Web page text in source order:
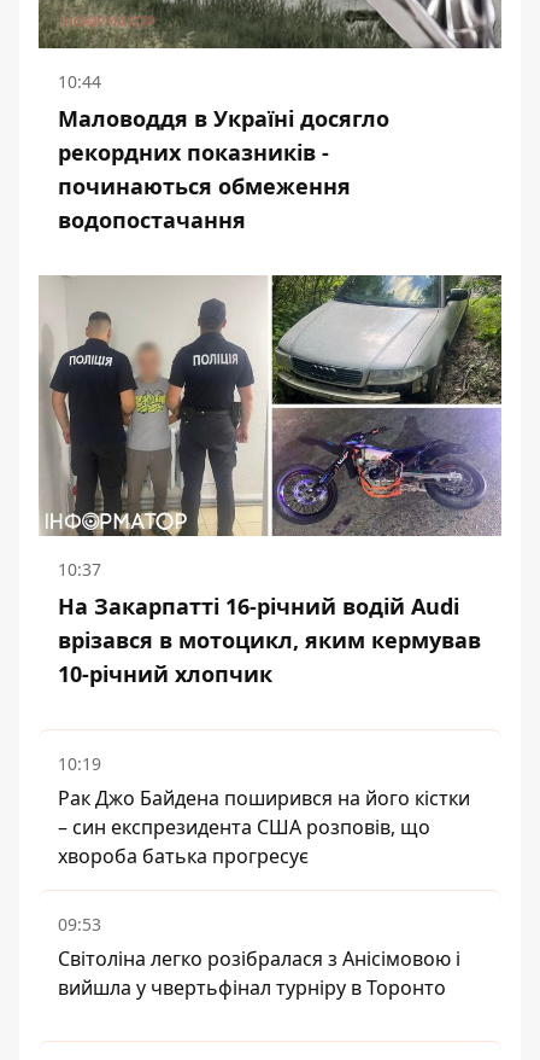
10:44
Маловоддя в Україні досягло
рекордних показників -
починаються обмеження
водопостачання
10:37
На Закарпатті 16-річний водій Audi
врізався в мотоцикл, яким кермував
10-річний хлопчик
10:19
Рак Джо Байдена поширився на його кістки
– син експрезидента США розповів, що
хвороба батька прогресує
09:53
Світоліна легко розібралася з Анісімовою і
вийшла у чвертьфінал турніру в Торонто